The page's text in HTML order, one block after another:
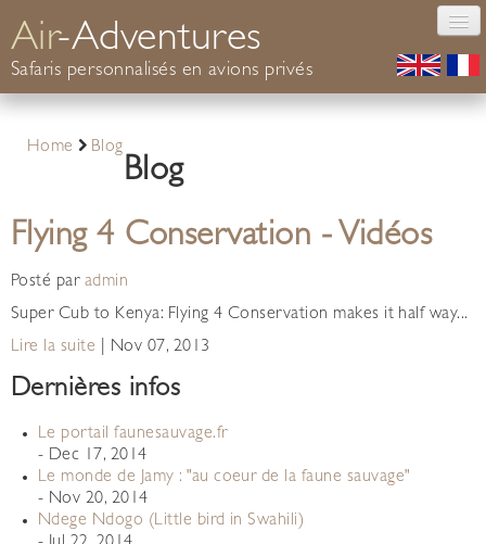
Air-Adventures
Safaris personnalisés en avions privés
Travail aérien
Livre d'Or
Contact
Home Blog
Blog
Flying 4 Conservation - Vidéos
Posté par admin
Super Cub to Kenya: Flying 4 Conservation makes it half way...
Lire la suite
Nov 07, 2013
Dernières infos
Le portail faunesauvage.fr
- Dec 17, 2014
Le monde de Jamy : "au coeur de la faune sauvage"
- Nov 20, 2014
Ndege Ndogo (Little bird in Swahili)